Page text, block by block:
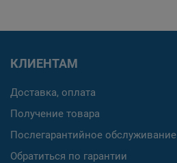
КЛИЕНТАМ
Доставка, оплата
Получение товара
Послегарантийное обслуживание
Обратиться по гарантии